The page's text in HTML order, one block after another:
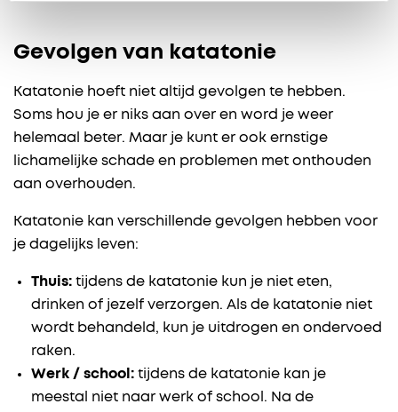
Gevolgen van katatonie
Katatonie hoeft niet altijd gevolgen te hebben.
Soms hou je er niks aan over en word je weer
helemaal beter. Maar je kunt er ook ernstige
lichamelijke schade en problemen met onthouden
aan overhouden.
Katatonie kan verschillende gevolgen hebben voor
je dagelijks leven:
Thuis: tijdens de katatonie kun je niet eten,
drinken of jezelf verzorgen. Als de katatonie niet
wordt behandeld, kun je uitdrogen en ondervoed
raken.
Werk / school: tijdens de katatonie kan je
meestal niet naar werk of school. Na de